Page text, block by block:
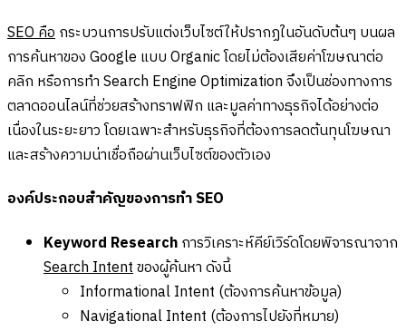
SEO คือกระบวนการปรับแต่งเว็บไซต์ให้ปรากฏในอันดับต้นๆ บนผล
การค้นหาของ Google แบบ Organic โดยไม่ต้องเสียค่าโฆษณาต่อ
คลิก หรือการทำ Search Engine Optimization จึงเป็นช่องทางการ
ตลาดออนไลน์ที่ช่วยสร้างทราฟฟิก และมูลค่าทางธุรกิจได้อย่างต่อ
เนื่องในระยะยาว โดยเฉพาะสำหรับธุรกิจที่ต้องการลดต้นทุนโฆษณา
และสร้างความน่าเชื่อถือผ่านเว็บไซต์ของตัวเอง
องค์ประกอบสำคัญของการทำ SEO
Keyword Researchการวิเคราะห์คีย์เวิร์ดโดยพิจารณาจาก
Search Intentของผู้ค้นหา ดังนี้
Informational Intent (ต้องการค้นหาข้อมูล)
Navigational Intent (ต้องการไปยังที่หมาย)